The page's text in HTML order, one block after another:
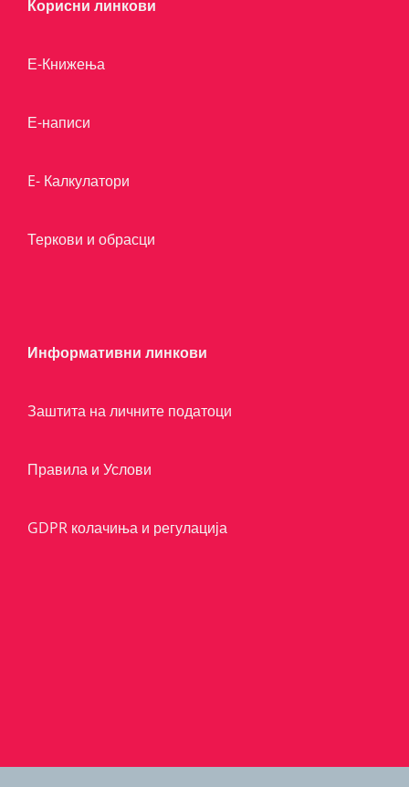
Корисни линкови
Е-Книжења
Е-написи
E- Калкулатори
Теркови и обрасци
Информативни линкови
Заштита на личните податоци
Правила и Услови
GDPR колачиња и регулација